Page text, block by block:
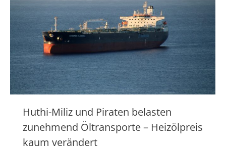
Huthi-Miliz und Piraten belasten
zunehmend Öltransporte – Heizölpreis
kaum verändert